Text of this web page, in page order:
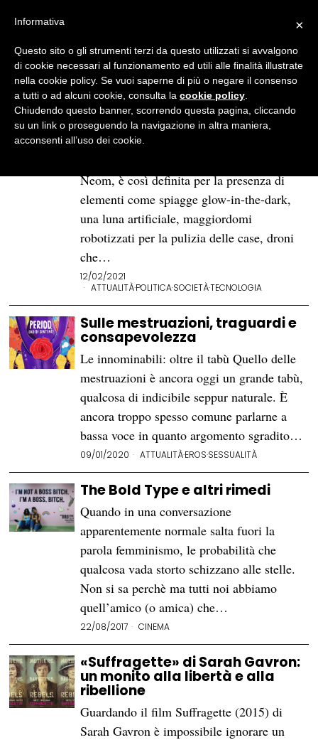
BROWSE TAG
diritti delle donne
«The Line» è la sottile linea
verde: il doppio volto
dell’Arabia Saudita
Neom, è così definita per la presenza di
elementi come spiagge glow-in-the-dark,
una luna artificiale, maggiordomi
robotizzati per la pulizia delle case, droni
che…
12/02/2021
ATTUALITÀ·POLITICA·SOCIETÀ·TECNOLOGIA
Sulle mestruazioni, traguardi e
consapevolezza
Le innominabili: oltre il tabù Quello delle
mestruazioni è ancora oggi un grande tabù,
qualcosa di indicibile seppur naturale. È
ancora troppo spesso comune parlarne a
bassa voce in quanto argomento sgradito…
09/01/2020 ATTUALITÀ·EROS·SESSUALITÀ
The Bold Type e altri rimedi
Quando in una conversazione
apparentemente normale salta fuori la
parola femminismo, le probabilità che
qualcosa vada storto schizzano alle stelle.
Non si sa perchè ma tutti noi abbiamo
quell’amico (o amica) che…
22/08/2017 CINEMA
«Suffragette» di Sarah Gavron:
un monito alla libertà e alla
ribellione
Guardando il film Suffragette (2015) di
Sarah Gavron è impossibile ignorare un
×
Informativa
Questo sito o gli strumenti terzi da questo utilizzati si avvalgono
di cookie necessari al funzionamento ed utili alle finalità illustrate
nella cookie policy. Se vuoi saperne di più o negare il consenso
a tutti o ad alcuni cookie, consulta la cookie policy
Chiudendo questo banner, scorrendo questa pagina, cliccando
su un link o proseguendo la navigazione in altra maniera,
acconsenti all’uso dei cookie.